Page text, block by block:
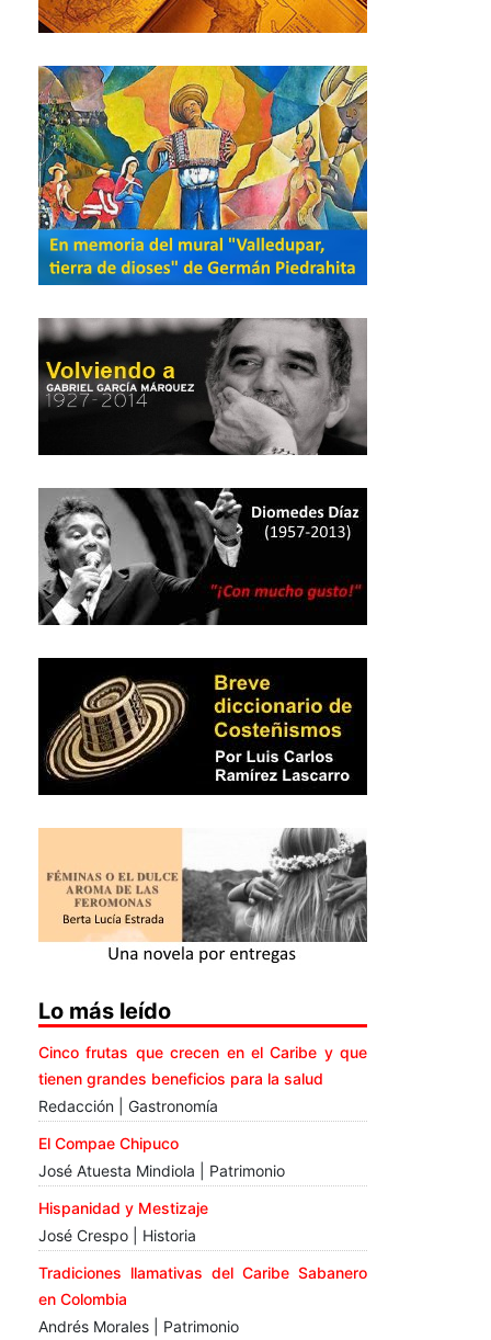
Lo más leído
Cinco frutas que crecen en el Caribe y que
tienen grandes beneficios para la salud
Redacción | Gastronomía
El Compae Chipuco
José Atuesta Mindiola | Patrimonio
Hispanidad y Mestizaje
José Crespo | Historia
Tradiciones llamativas del Caribe Sabanero
en Colombia
Andrés Morales | Patrimonio